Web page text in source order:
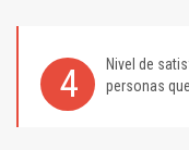
4 Nivel de
personas